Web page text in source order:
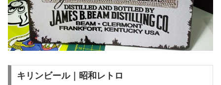
キリンビール｜昭和レトロ